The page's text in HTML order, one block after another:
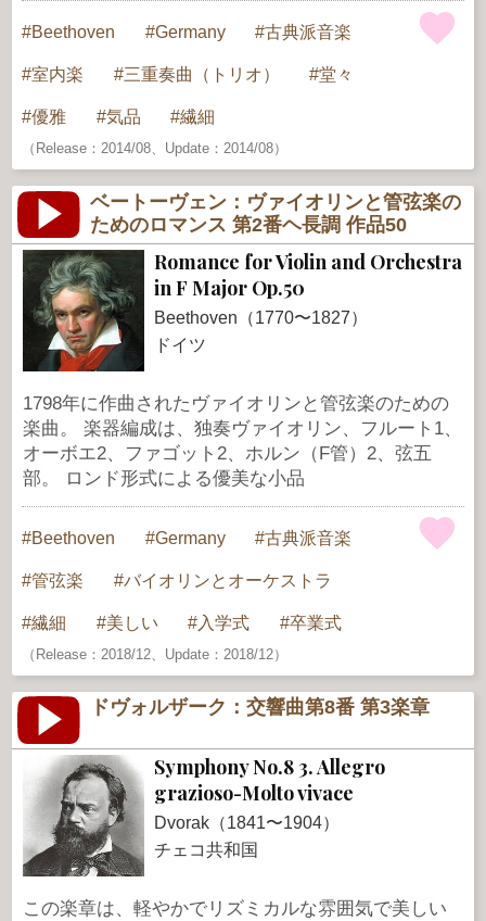
Beethoven Germany 古典派音楽
室内楽 三重奏曲（トリオ） 堂々
優雅 気品 繊細
（Release：2014/08、Update：2014/08）
ベートーヴェン：ヴァイオリンと管弦楽の
ためのロマンス 第2番ヘ長調 作品50
Romance for Violin and Orchestra
in F Major Op.50
Beethoven（1770〜1827）
ドイツ
1798年に作曲されたヴァイオリンと管弦楽のための
楽曲。 楽器編成は、独奏ヴァイオリン、フルート1、
オーボエ2、ファゴット2、ホルン（F管）2、弦五
部。 ロンド形式による優美な小品
Beethoven Germany 古典派音楽
管弦楽 バイオリンとオーケストラ
繊細 美しい 入学式 卒業式
（Release：2018/12、Update：2018/12）
ドヴォルザーク：交響曲第8番 第3楽章
Symphony No.8 3. Allegro
grazioso-Molto vivace
Dvorak（1841〜1904）
チェコ共和国
この楽章は、軽やかでリズミカルな雰囲気で美しい